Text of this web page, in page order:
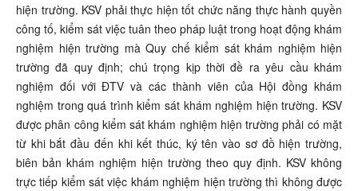
hiện trường. KSV phải thực hiện tốt chức năng thực hành quyền
công tố, kiểm sát việc tuân theo pháp luật trong hoạt động khám
nghiệm hiện trường mà Quy chế kiểm sát khám nghiệm hiện
trường đã quy định; chú trọng kịp thời đề ra yêu cầu khám
nghiệm đối với ĐTV và các thành viên của Hội đồng khám
nghiệm trong quá trình kiểm sát khám nghiệm hiện trường. KSV
được phân công kiểm sát khám nghiệm hiện trường phải có mặt
từ khi bắt đầu đến khi kết thúc, ký tên vào sơ đồ hiện trường,
biên bản khám nghiệm hiện trường theo quy định. KSV không
trực tiếp kiểm sát việc khám nghiệm hiện trường thì không được